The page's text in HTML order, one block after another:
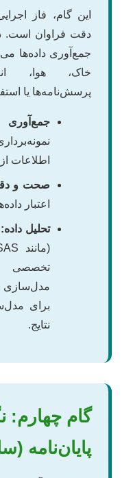
این گام، فاز
دقت فراوان است.
جمع‌آوری داده‌ها
خاک، هوا،
پرسش‌نامه‌ها یا
اطلاعات
صحت و
اعتبار
تحلیل داده:
برای
نتایج.
گام
پایان‌نامه